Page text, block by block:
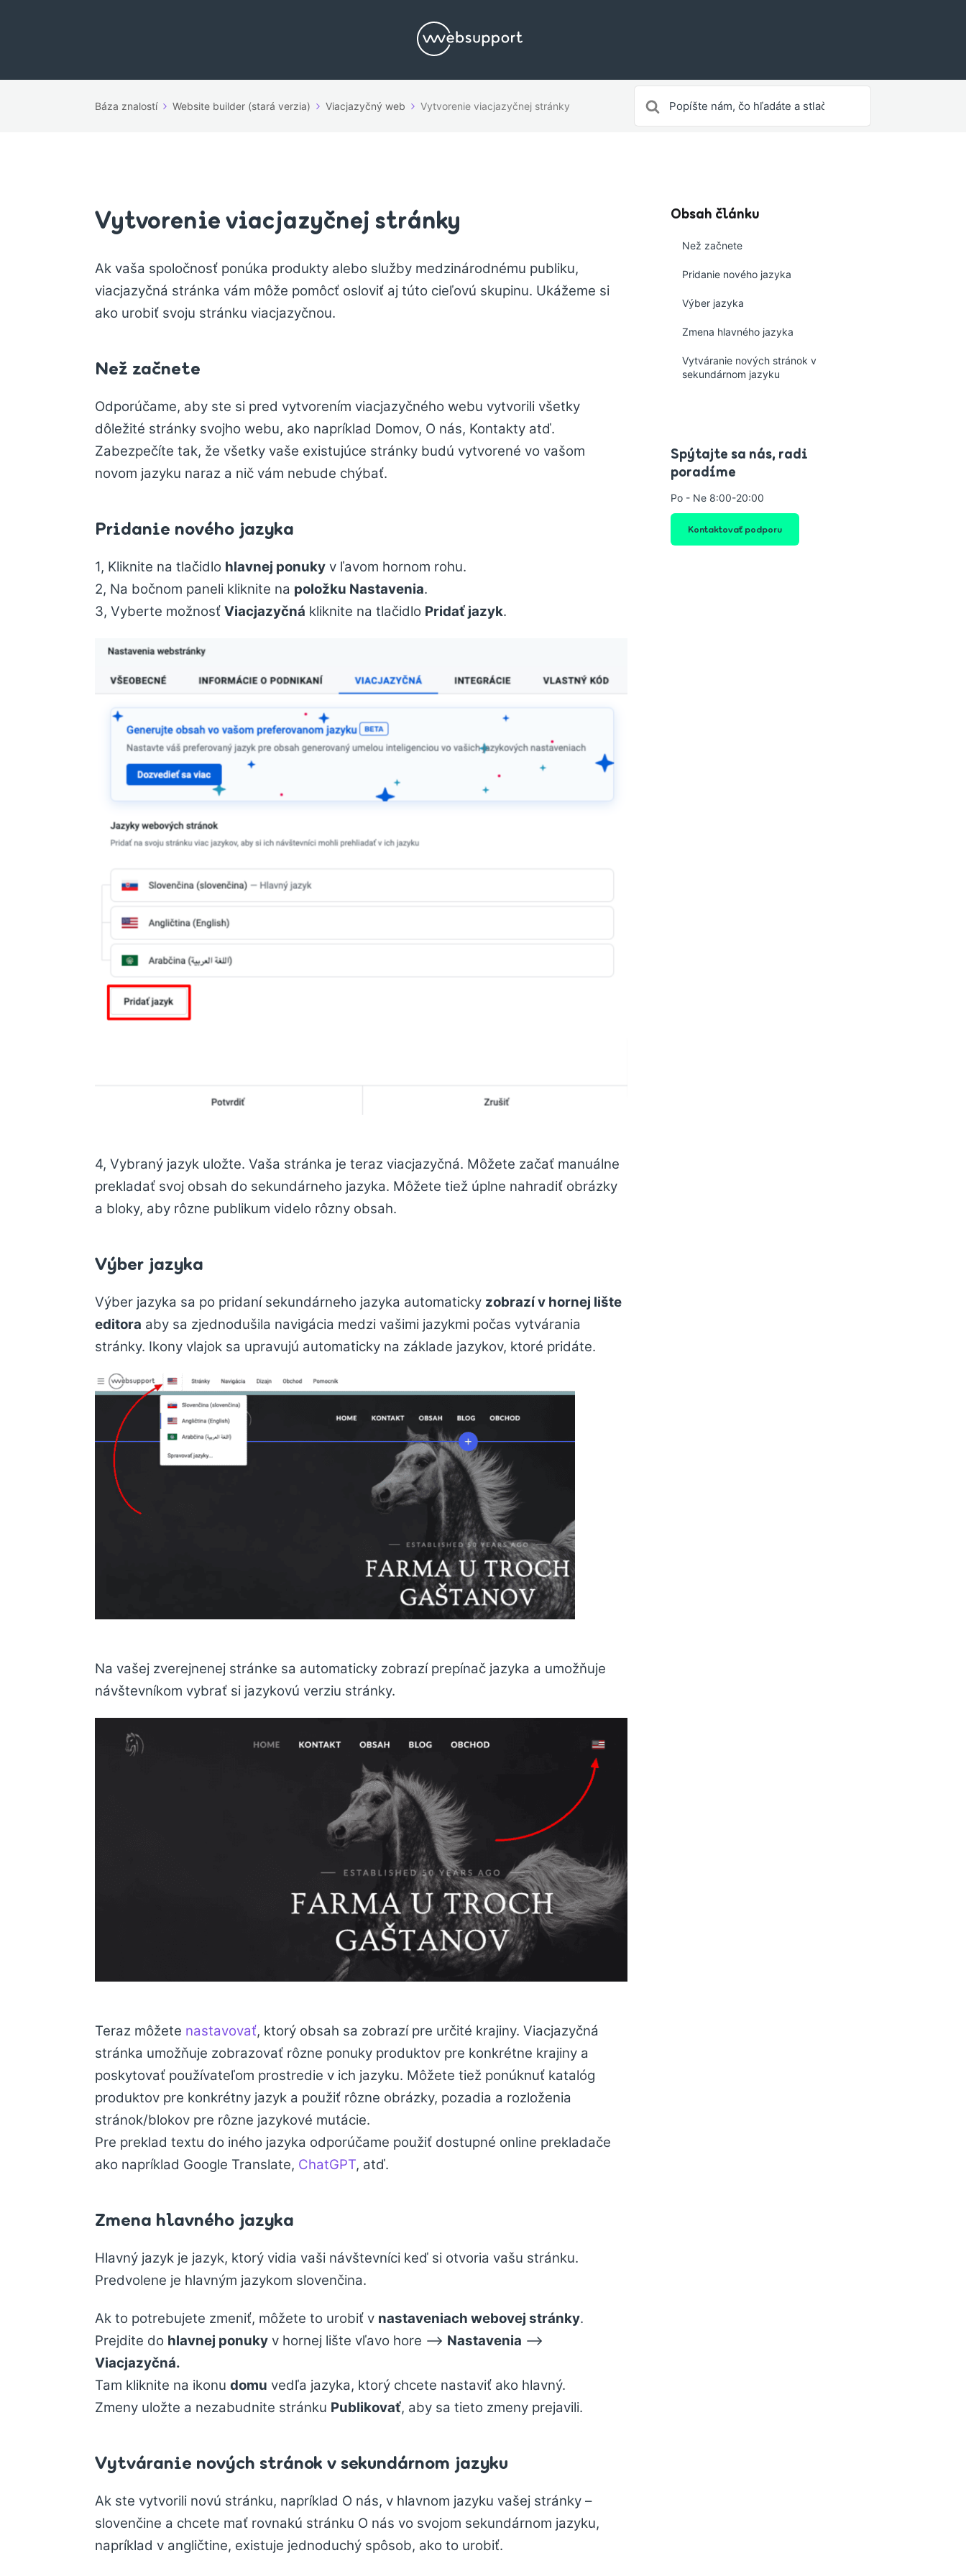
Báza znalostí Website builder (stará verzia) Viacjazyčný web Vytvorenie viacjazyčnej stránky
pre
Vytvorenie viacjazyčnej stránky
Ak vaša spoločnosť ponúka produkty alebo služby medzinárodnému publiku,
viacjazyčná stránka vám môže pomôcť osloviť aj túto cieľovú skupinu. Ukážeme si
ako urobiť svoju stránku viacjazyčnou.
Než začnete
Odporúčame, aby ste si pred vytvorením viacjazyčného webu vytvorili všetky
dôležité stránky svojho webu, ako napríklad Domov, O nás, Kontakty atď.
Zabezpečíte tak, že všetky vaše existujúce stránky budú vytvorené vo vašom
novom jazyku naraz a nič vám nebude chýbať.
Pridanie nového jazyka
1, Kliknite na tlačidlo hlavnej ponuky v ľavom hornom rohu.
2, Na bočnom paneli kliknite na položku Nastavenia.
3, Vyberte možnosť Viacjazyčná kliknite na tlačidlo Pridať jazyk.
4, Vybraný jazyk uložte. Vaša stránka je teraz viacjazyčná. Môžete začať manuálne
prekladať svoj obsah do sekundárneho jazyka. Môžete tiež úplne nahradiť obrázky
a bloky, aby rôzne publikum videlo rôzny obsah.
Výber jazyka
Výber jazyka sa po pridaní sekundárneho jazyka automaticky zobrazí v hornej lište
editora aby sa zjednodušila navigácia medzi vašimi jazykmi počas vytvárania
stránky. Ikony vlajok sa upravujú automaticky na základe jazykov, ktoré pridáte.
Na vašej zverejnenej stránke sa automaticky zobrazí prepínač jazyka a umožňuje
návštevníkom vybrať si jazykovú verziu stránky.
Teraz môžete nastavovať, ktorý obsah sa zobrazí pre určité krajiny. Viacjazyčná
stránka umožňuje zobrazovať rôzne ponuky produktov pre konkrétne krajiny a
poskytovať používateľom prostredie v ich jazyku. Môžete tiež ponúknuť katalóg
produktov pre konkrétny jazyk a použiť rôzne obrázky, pozadia a rozloženia
stránok/blokov pre rôzne jazykové mutácie.
Pre preklad textu do iného jazyka odporúčame použiť dostupné online prekladače
ako napríklad Google Translate, ChatGPT, atď.
Zmena hlavného jazyka
Hlavný jazyk je jazyk, ktorý vidia vaši návštevníci keď si otvoria vašu stránku.
Predvolene je hlavným jazykom slovenčina.
Ak to potrebujete zmeniť, môžete to urobiť v nastaveniach webovej stránky.
Prejdite do hlavnej ponuky v hornej lište vľavo hore —> Nastavenia —>
Viacjazyčná.
Tam kliknite na ikonu domu vedľa jazyka, ktorý chcete nastaviť ako hlavný.
Zmeny uložte a nezabudnite stránku Publikovať, aby sa tieto zmeny prejavili.
Vytváranie nových stránok v sekundárnom jazyku
Ak ste vytvorili novú stránku, napríklad O nás, v hlavnom jazyku vašej stránky –
slovenčine a chcete mať rovnakú stránku O nás vo svojom sekundárnom jazyku,
napríklad v angličtine, existuje jednoduchý spôsob, ako to urobiť.
Obsah článku
Než začnete
Pridanie nového jazyka
Výber jazyka
Zmena hlavného jazyka
Vytváranie nových stránok v
sekundárnom jazyku
Spýtajte sa nás, radi
poradíme
Po - Ne 8:00-20:00
Kontaktovať podporu